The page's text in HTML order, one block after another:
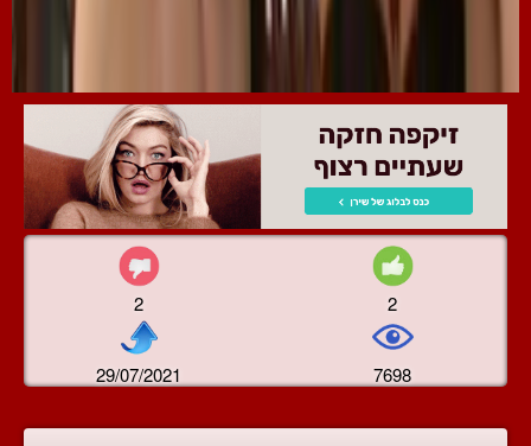
2 2
29/07/2021 7698